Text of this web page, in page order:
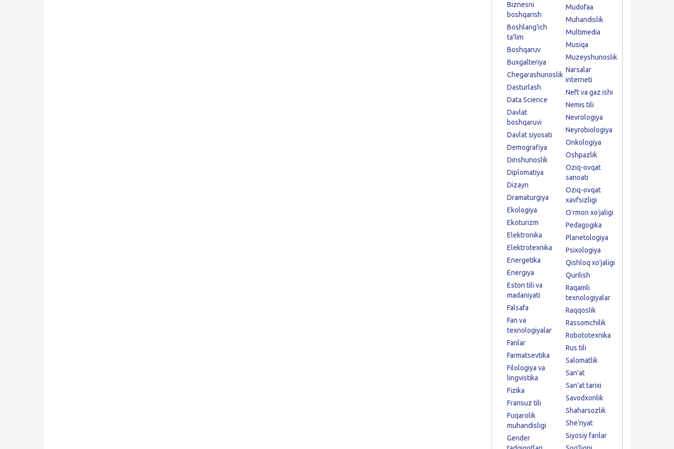
Biznesni
boshqarish
Boshlang'ich
ta'lim
Boshqaruv
Buxgalteriya
Chegarashunoslik
Dasturlash
Data Science
Davlat
boshqaruvi
Davlat siyosati
Demografiya
Dinshunoslik
Diplomatiya
Dizayn
Dramaturgiya
Ekologiya
Ekoturizm
Elektronika
Elektrotexnika
Energetika
Energiya
Eston tili va
madaniyati
Falsafa
Fan va
texnologiyalar
Fanlar
Farmatsevtika
Filologiya va
lingvistika
Fizika
Fransuz tili
Fuqarolik
muhandisligi
Gender
Mudofaa
Muhandislik
Multimedia
Musiqa
Muzeyshunoslik
Narsalar
interneti
Neft va gaz ishi
Nemis tili
Nevrologiya
Neyrobiologiya
Onkologiya
Oshpazlik
Oziq-ovqat
sanoati
Oziq-ovqat
xavfsizligi
Oʻrmon xoʻjaligi
Pedagogika
Planetologiya
Psixologiya
Qishloq xo'jaligi
Qurilish
Raqamli
texnologiyalar
Raqqoslik
Rassomchilik
Robototexnika
Rus tili
Salomatlik
San'at
San'at tarixi
Savodxonlik
Shaharsozlik
She'riyat
Siyosiy fanlar